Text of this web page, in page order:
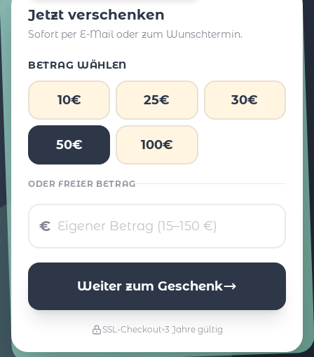
Jetzt verschenken
Sofort per E-Mail oder zum Wunschtermin.
BETRAG WÄHLEN
10€ 25€ 30€
50€ 100€
ODER FREIER BETRAG
€
Weiter zum Geschenk
SSL-Checkout 3 Jahre gültig